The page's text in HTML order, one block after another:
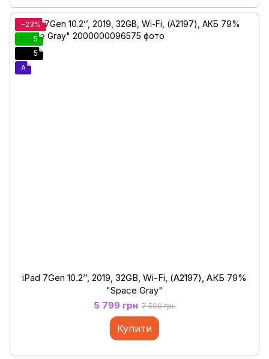
−23%
5
5
A
iPad 7Gen 10.2’’, 2019, 32GB, Wi-Fi, (А2197), АКБ 79%
"Space Gray"
5 799 грн 7 500 грн
Купити